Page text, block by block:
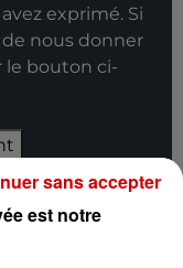
exprimé. Si
nous donner
le bouton ci-
est notre
sans accepter